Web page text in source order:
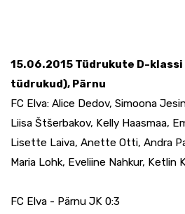
15.06.2015 Tüdrukute D-
tüdrukud), Pärnu
FC Elva: Alice Dedov, Simoona
Liisa Štšerbakov, Kelly Haasmaa,
Lisette Laiva, Anette Otti, Andra
Maria Lohk, Eveliine Nahkur, Ketlin
FC Elva - Pärnu JK 0:3